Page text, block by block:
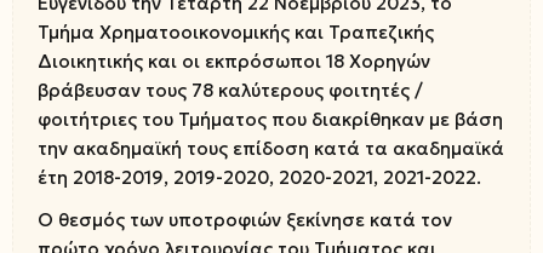
Τμήμα Χρηματοοικονομικής και Τραπεζικής
Διοικητικής και οι εκπρόσωποι 18 Χορηγών
βράβευσαν τους 78 καλύτερους φοιτητές /
φοιτήτριες του Τμήματος που διακρίθηκαν με βάση
την ακαδημαϊκή τους επίδοση κατά τα ακαδημαϊκά
έτη 2018-2019, 2019-2020, 2020-2021, 2021-2022.
Ο θεσμός των υποτροφιών ξεκίνησε κατά τον